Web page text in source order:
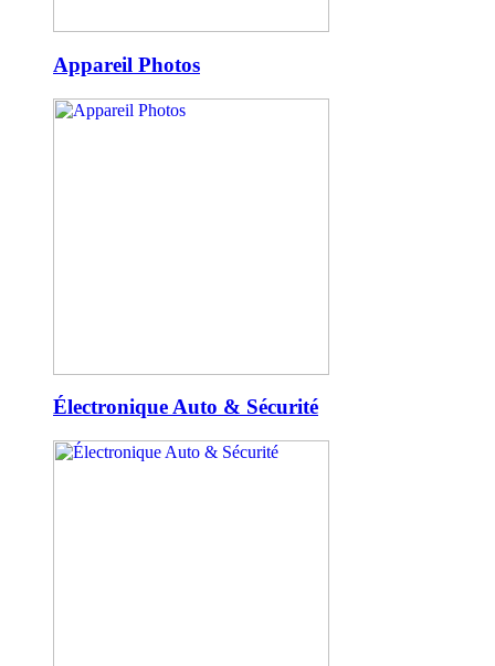
Appareil Photos
Électronique Auto & Sécurité